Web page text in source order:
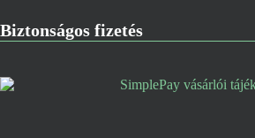
Biztonságos fizetés